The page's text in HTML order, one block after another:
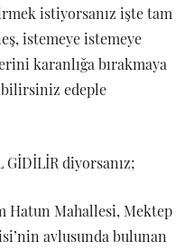
istiyorsanız işte tam
istemeye istemeye
karanlığa bırakmaya
edeple
GİDİLİR diyorsanız;
Hatun Mahallesi, Mektep
avlusunda bulunan